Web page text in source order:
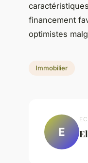
financement
optimistes
Immobilier
E